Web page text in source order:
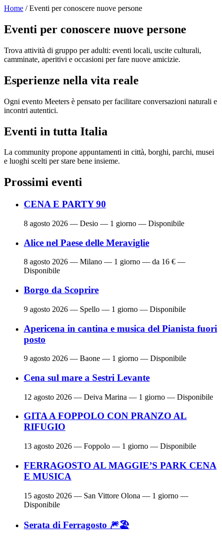
Home / Eventi per conoscere nuove persone
Eventi per conoscere nuove persone
Trova attività di gruppo per adulti: eventi locali, uscite culturali,
camminate, aperitivi e occasioni per fare nuove amicizie.
Esperienze nella vita reale
Ogni evento Meeters è pensato per facilitare conversazioni naturali e
incontri autentici.
Eventi in tutta Italia
La community propone appuntamenti in città, borghi, parchi, musei
e luoghi scelti per stare bene insieme.
Prossimi eventi
CENA E PARTY 90
8 agosto 2026 — Desio — 1 giorno — Disponibile
Alice nel Paese delle Meraviglie
8 agosto 2026 — Milano — 1 giorno — da 16 € —
Disponibile
Borgo da Scoprire
9 agosto 2026 — Spello — 1 giorno — Disponibile
Apericena in cantina e musica del Pianista fuori
posto
9 agosto 2026 — Baone — 1 giorno — Disponibile
Cena sul mare a Sestri Levante
12 agosto 2026 — Deiva Marina — 1 giorno — Disponibile
GITA A FOPPOLO CON PRANZO AL
RIFUGIO
13 agosto 2026 — Foppolo — 1 giorno — Disponibile
FERRAGOSTO AL MAGGIE’S PARK CENA
E MUSICA
15 agosto 2026 — San Vittore Olona — 1 giorno —
Disponibile
Serata di Ferragosto 🎆🏖